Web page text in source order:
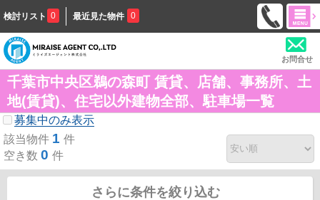
検討リスト 0 最近見た物件 0
お問合せ
千葉市中央区鵜の森町 賃貸、店舗、事務所、土
地(賃貸)、住宅以外建物全部、駐車場一覧
募集中のみ表示
該当物件 1 件
空き数 0 件
さらに条件を絞り込む